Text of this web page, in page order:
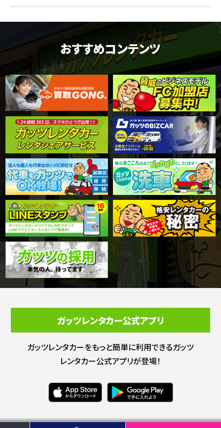
おすすめコンテンツ
ガッツレンタカー公式アプリ
ガッツレンタカーをもっと簡単に利用できるガッツ
レンタカー公式アプリが登場！